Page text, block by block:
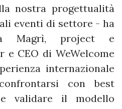
nostra progettualità
eventi di settore - ha
Magrì, project e
e CEO di WeWelcome
internazionale
con best
validare il modello